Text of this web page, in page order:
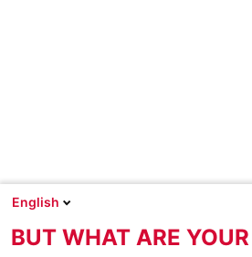
English
BUT WHAT ARE